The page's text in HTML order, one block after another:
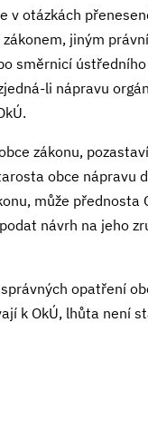
v otázkách
jiným
směrnicí
li nápravu
zákonu,
obce nápravu
může přednosta
návrh na jeho
opatření
k OkÚ, lhůta není